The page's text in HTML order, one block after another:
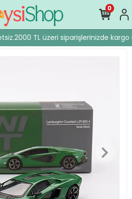
2000 TL üzeri siparişlerinizde kargo
0